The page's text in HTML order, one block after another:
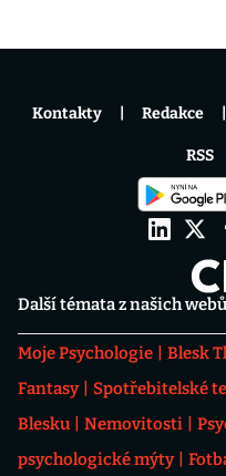
Další témata z našich webů
Moje Psychologie Blesk
Fantasy
Spotřebitelské
Blesku
Nemovitosti
psychologické mýty
Kontakty Redakce
RSS